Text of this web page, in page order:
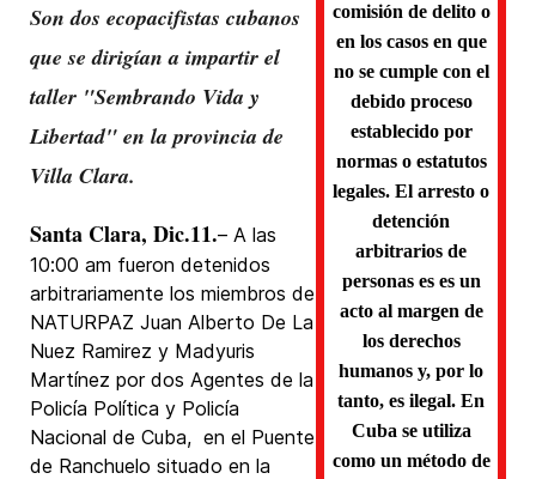
comisión de delito o
en los casos en que
no se cumple con el
debido proceso
establecido por
normas o estatutos
legales. El arresto o
detención
arbitrarios de
personas es es un
acto al margen de
los derechos
humanos y, por lo
tanto, es ilegal. En
Cuba se utiliza
como un método de
Son dos ecopacifistas cubanos
que se dirigían a impartir el
taller "Sembrando Vida y
Libertad" en la provincia de
Villa Clara.
Santa Clara, Dic.11.– A las
10:00 am fueron detenidos
arbitrariamente los miembros de
NATURPAZ Juan Alberto De La
Nuez Ramirez y Madyuris
Martínez por dos Agentes de la
Policía Política y Policía
Nacional de Cuba, en el Puente
de Ranchuelo situado en la